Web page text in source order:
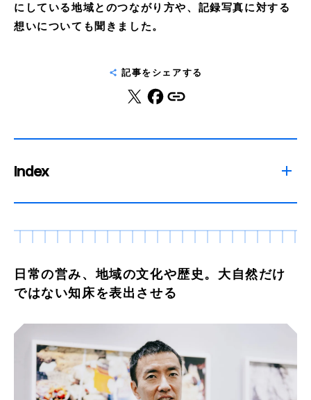
にしている地域とのつながり方や、記録写真に対する
想いについても聞きました。
記事をシェアする
Index
日常の営み、地域の文化や歴史。大自然だけ
ではない知床を表出させる